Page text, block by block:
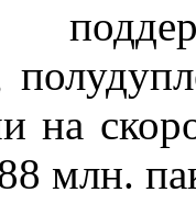
на
млн.